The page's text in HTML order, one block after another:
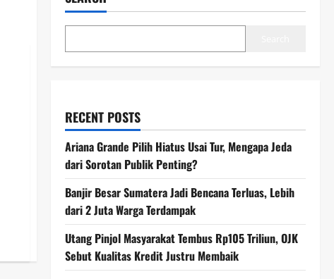
RECENT POSTS
Ariana Grande Pilih Hiatus Usai Tur, Mengapa Jeda
dari Sorotan Publik Penting?
Banjir Besar Sumatera Jadi Bencana Terluas, Lebih
dari 2 Juta Warga Terdampak
Utang Pinjol Masyarakat Tembus Rp105 Triliun, OJK
Sebut Kualitas Kredit Justru Membaik